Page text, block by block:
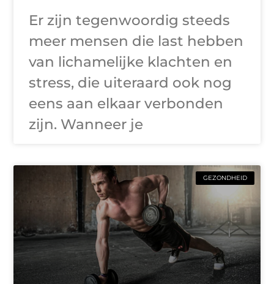
Er zijn tegenwoordig steeds
meer mensen die last hebben
van lichamelijke klachten en
stress, die uiteraard ook nog
eens aan elkaar verbonden
zijn. Wanneer je
GEZONDHEID